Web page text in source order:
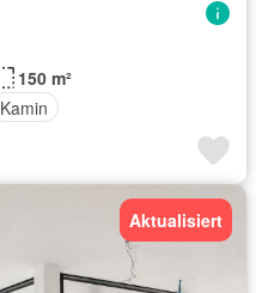
150 m²
Kamin
Aktualisiert